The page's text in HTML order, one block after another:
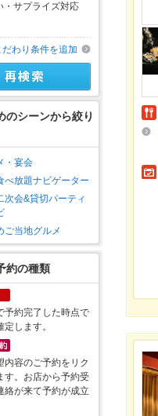
・サプライズ対応
だわり条件を追加
のシーンから絞り
・宴会
べ放題ナビゲーター
次会&貸切パーティ
ご当地グルメ
約の種類
予約完了した時点で
します。
内容のご予約をリク
す。お店から予約受
絡が来て予約が成立